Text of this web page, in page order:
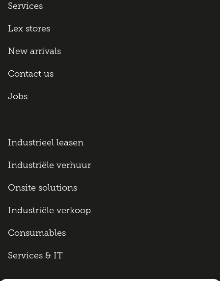
Services
Lex stores
New arrivals
Contact us
Jobs
Industrieel leasen
Industriële verhuur
Onsite solutions
Industriële verkoop
Consumables
Services & IT